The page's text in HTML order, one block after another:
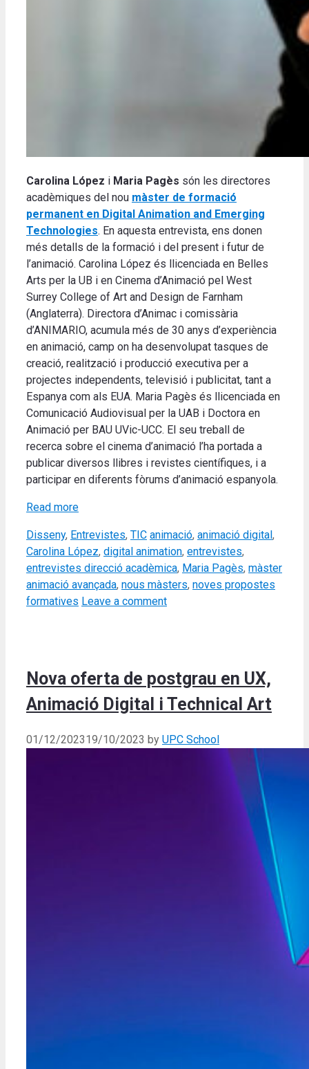
Carolina López i Maria Pagès són les directores
acadèmiques del nou màster de formació
permanent en Digital Animation and Emerging
Technologies. En aquesta entrevista, ens donen
més detalls de la formació i del present i futur de
l’animació. Carolina López és llicenciada en Belles
Arts per la UB i en Cinema d’Animació pel West
Surrey College of Art and Design de Farnham
(Anglaterra). Directora d’Animac i comissària
d’ANIMARIO, acumula més de 30 anys d’experiència
en animació, camp on ha desenvolupat tasques de
creació, realització i producció executiva per a
projectes independents, televisió i publicitat, tant a
Espanya com als EUA. Maria Pagès és llicenciada en
Comunicació Audiovisual per la UAB i Doctora en
Animació per BAU UVic-UCC. El seu treball de
recerca sobre el cinema d’animació l’ha portada a
publicar diversos llibres i revistes científiques, i a
participar en diferents fòrums d’animació espanyola.
Read more
Categories
Disseny, Entrevistes, TIC Tags
animació, animació digital ,
Carolina López, digital animation, entrevistes,
entrevistes direcció acadèmica, Maria Pagès, màster
animació avançada, nous màsters, noves propostes
formatives Leave a comment
Nova oferta de postgrau en UX,
Animació Digital i Technical Art
01/12/202319/10/2023 by UPC School